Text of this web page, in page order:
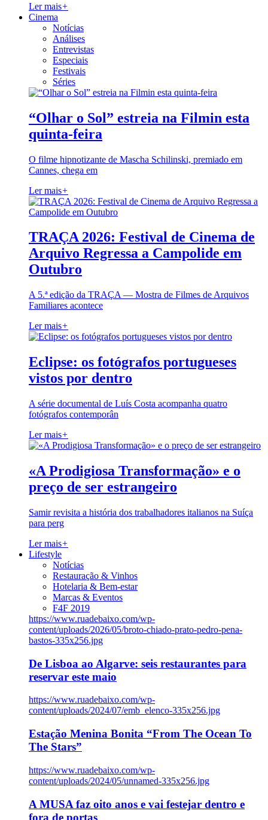
Ler mais+
Cinema
Notícias
Análises
Entrevistas
Especiais
Festivais
Séries
“Olhar o Sol” estreia na Filmin esta
quinta-feira
O filme hipnotizante de Mascha Schilinski, premiado em
Cannes, chega em
Ler mais+
TRAÇA 2026: Festival de Cinema de
Arquivo Regressa a Campolide em
Outubro
A 5.ª edição da TRAÇA — Mostra de Filmes de Arquivos
Familiares acontece
Ler mais+
Eclipse: os fotógrafos portugueses
vistos por dentro
A série documental de Luís Costa acompanha quatro
fotógrafos contemporân
Ler mais+
«A Prodigiosa Transformação» e o
preço de ser estrangeiro
Samir revisita a história dos trabalhadores italianos na Suíça
para perg
Ler mais+
Lifestyle
Notícias
Restauração & Vinhos
Hotelaria & Bem-estar
Marcas & Eventos
F4F 2019
https://www.ruadebaixo.com/wp-
content/uploads/2026/05/broto-chiado-prato-pedro-pena-
bastos-335x256.jpg
De Lisboa ao Algarve: seis restaurantes para
reservar este maio
https://www.ruadebaixo.com/wp-
content/uploads/2024/07/emb_elenco-335x256.jpg
Estação Menina Bonita “From The Ocean To
The Stars”
https://www.ruadebaixo.com/wp-
content/uploads/2024/05/unnamed-335x256.jpg
A MUSA faz oito anos e vai festejar dentro e
fora de portas